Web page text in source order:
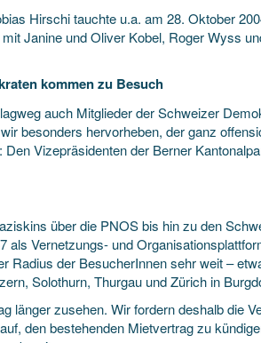
Hirschi tauchte u.a. am 28. Oktober
Janine und Oliver Kobel, Roger Wyss
kommen zu Besuch
auch Mitglieder der Schweizer
besonders hervorheben, der ganz
Vizepräsidenten der Berner
über die PNOS bis hin zu den
als Vernetzungs- und
Radius der BesucherInnen sehr weit –
Solothurn, Thurgau und Zürich in
länger zusehen. Wir fordern deshalb die
den bestehenden Mietvertrag zu